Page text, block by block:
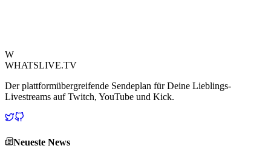
W
WHATSLIVE.TV
Der plattformübergreifende Sendeplan für Deine Lieblings-
Livestreams auf Twitch, YouTube und Kick.
Neueste News